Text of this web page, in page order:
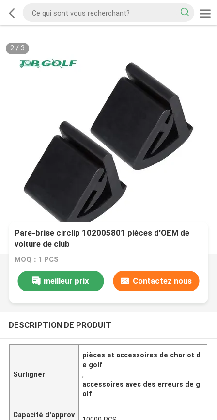
2/ 3
Pare-brise circlip 102005801 pièces d'OEM de
voiture de club
MOQ：1 PCS
meilleur prix Contactez nous
DESCRIPTION DE PRODUIT
Surligner:
pièces et accessoires de chariot d
e golf
,
accessoires avec des erreurs de g
olf
Capacité d'approv